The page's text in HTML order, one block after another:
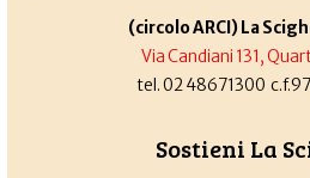
(circolo ARCI) La
Via Candiani 131,
tel. 02 48671300
Sostieni La